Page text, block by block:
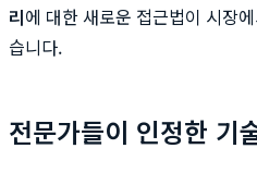
리에 대한 새로운 접근법이 시장
습니다.
전문가들이 인정한 기